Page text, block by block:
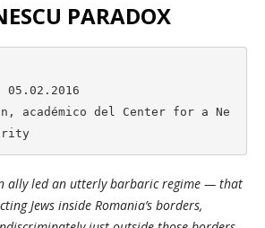
PARADOX
académico del Center for a Ne
ally led an utterly barbaric regime — that
Jews inside Romania’s borders,